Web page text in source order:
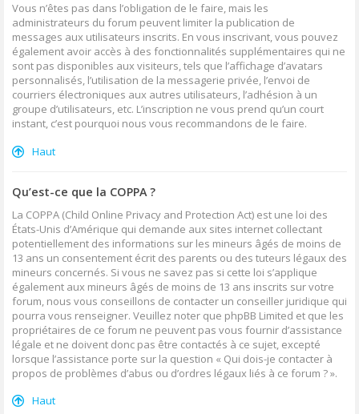
Vous n’êtes pas dans l’obligation de le faire, mais les
administrateurs du forum peuvent limiter la publication de
messages aux utilisateurs inscrits. En vous inscrivant, vous pouvez
également avoir accès à des fonctionnalités supplémentaires qui ne
sont pas disponibles aux visiteurs, tels que l’affichage d’avatars
personnalisés, l’utilisation de la messagerie privée, l’envoi de
courriers électroniques aux autres utilisateurs, l’adhésion à un
groupe d’utilisateurs, etc. L’inscription ne vous prend qu’un court
instant, c’est pourquoi nous vous recommandons de le faire.
Haut
Qu’est-ce que la COPPA ?
La COPPA (Child Online Privacy and Protection Act) est une loi des
États-Unis d’Amérique qui demande aux sites internet collectant
potentiellement des informations sur les mineurs âgés de moins de
13 ans un consentement écrit des parents ou des tuteurs légaux des
mineurs concernés. Si vous ne savez pas si cette loi s’applique
également aux mineurs âgés de moins de 13 ans inscrits sur votre
forum, nous vous conseillons de contacter un conseiller juridique qui
pourra vous renseigner. Veuillez noter que phpBB Limited et que les
propriétaires de ce forum ne peuvent pas vous fournir d’assistance
légale et ne doivent donc pas être contactés à ce sujet, excepté
lorsque l’assistance porte sur la question « Qui dois-je contacter à
propos de problèmes d’abus ou d’ordres légaux liés à ce forum ? ».
Haut